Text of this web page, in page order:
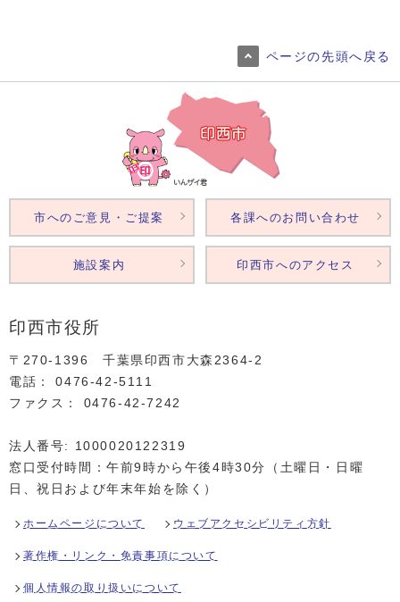
ページの先頭へ戻る
印西市役所
〒270-1396 千葉県印西市大森2364‐2
電話： 0476‐42‐5111
ファクス： 0476‐42‐7242
法人番号: 1000020122319
窓口受付時間：午前9時から午後4時30分（土曜日・日曜
日、祝日および年末年始を除く）
ホームページについて ウェブアクセシビリティ方針
著作権・リンク・免責事項について
個人情報の取り扱いについて
市へのご意見・ご提案 各課へのお問い合わせ
施設案内 印西市へのアクセス